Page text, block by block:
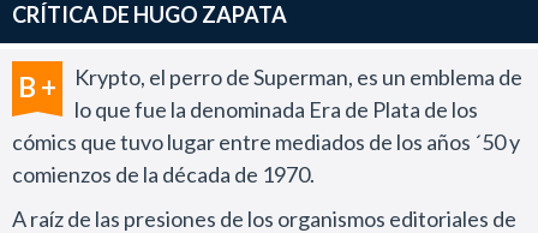
CRÍTICA DE HUGO ZAPATA
B +
Krypto, el perro de Superman, es un emblema de
lo que fue la denominada Era de Plata de los
cómics que tuvo lugar entre mediados de los años ´50 y
comienzos de la década de 1970.
A raíz de las presiones de los organismos editoriales de